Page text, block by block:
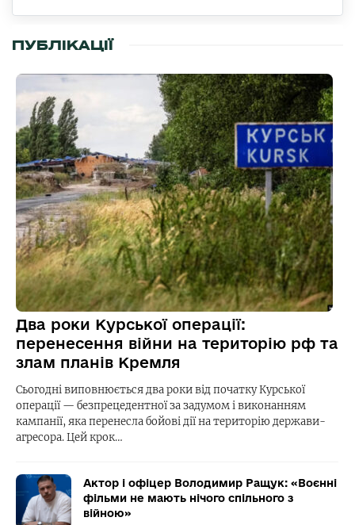
ПУБЛІКАЦІЇ
Два роки Курської операції:
перенесення війни на територію рф та
злам планів Кремля
Сьогодні виповнюється два роки від початку Курської
операції — безпрецедентної за задумом і виконанням
кампанії, яка перенесла бойові дії на територію держави-
агресора. Цей крок…
Актор і офіцер Володимир Ращук: «Воєнні
фільми не мають нічого спільного з
війною»